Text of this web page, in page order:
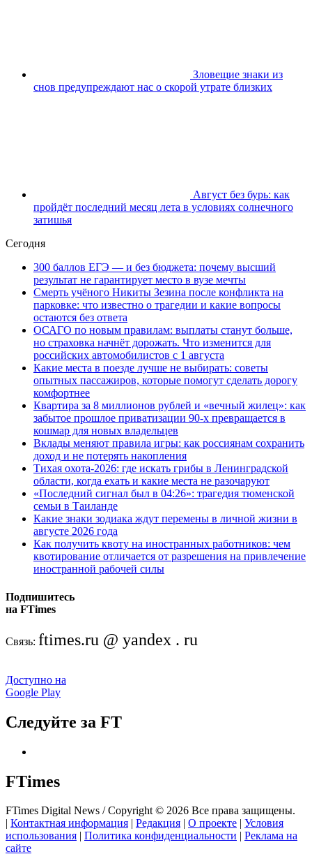
Зловещие знаки из
снов предупреждают нас о скорой утрате близких
Август без бурь: как
пройдёт последний месяц лета в условиях солнечного
затишья
Сегодня
300 баллов ЕГЭ — и без бюджета: почему высший
результат не гарантирует место в вузе мечты
Смерть учёного Никиты Зезина после конфликта на
парковке: что известно о трагедии и какие вопросы
остаются без ответа
ОСАГО по новым правилам: выплаты станут больше,
но страховка начнёт дорожать. Что изменится для
российских автомобилистов с 1 августа
Какие места в поезде лучше не выбирать: советы
опытных пассажиров, которые помогут сделать дорогу
комфортнее
Квартира за 8 миллионов рублей и «вечный жилец»: как
забытое прошлое приватизации 90-х превращается в
кошмар для новых владельцев
Вклады меняют правила игры: как россиянам сохранить
доход и не потерять накопления
Тихая охота-2026: где искать грибы в Ленинградской
области, когда ехать и какие места не разочаруют
«Последний сигнал был в 04:26»: трагедия тюменской
семьи в Таиланде
Какие знаки зодиака ждут перемены в личной жизни в
августе 2026 года
Как получить квоту на иностранных работников: чем
квотирование отличается от разрешения на привлечение
иностранной рабочей силы
Подпишитесь
на FTimes
Связь: ftimes.ru @ yandex . ru
Доступно на
Google Play
Следуйте за FT
FTimes
FTimes Digital News / Copyright © 2026 Все права защищены.
Контактная информация Редакция О проекте
Условия
использования
Политика конфиденциальности
Реклама на
сайте